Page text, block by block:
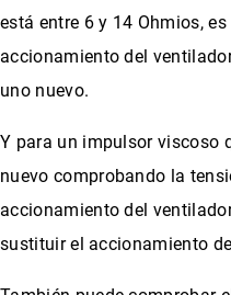
está entre 6 y 14 Ohmios,
accionamiento del
uno nuevo.
Y para un impulsor viscoso
nuevo comprobando la
accionamiento del
sustituir el accionamiento